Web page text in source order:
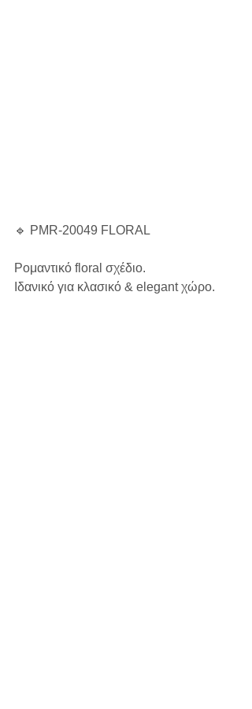
🔹 PMR-20049 FLORAL
Ρομαντικό floral σχέδιο.
Ιδανικό για κλασικό & elegant χώρο.